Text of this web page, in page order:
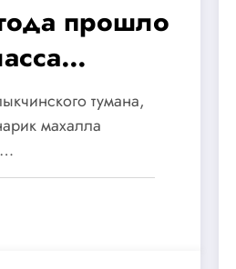
прошло
школы
района
тумана,
махалла